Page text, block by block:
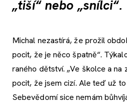
„tiší“ nebo „snílci“.
Michal nezastírá, že prožil
pocit, že je něco špatně“.
raného dětství. „Ve školce a na
pocit, že jsem cizí. Ale teď už to
Sebevědomí sice nemám